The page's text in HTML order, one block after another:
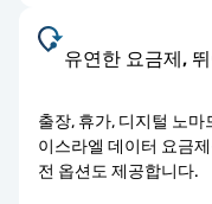
유연한 요금제,
출장, 휴가, 디지털 노
이스라엘 데이터 요금
전 옵션도 제공합니다.